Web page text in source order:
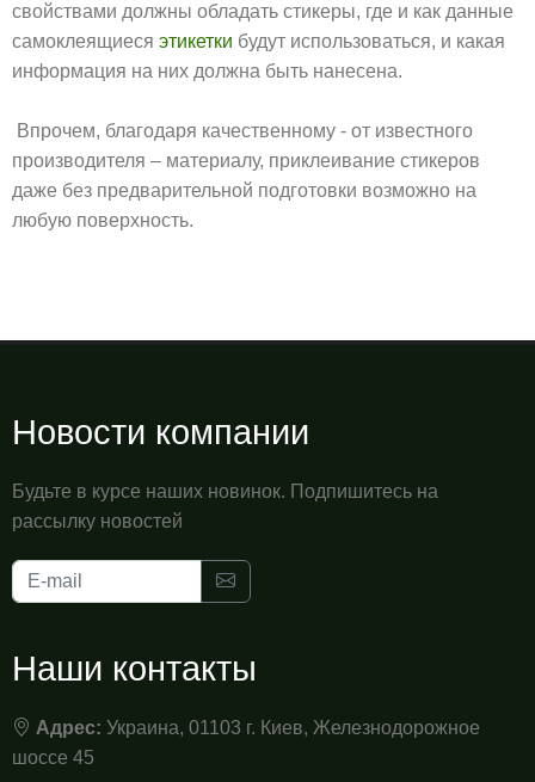
свойствами должны обладать стикеры, где и как данные
самоклеящиеся этикетки будут использоваться, и какая
информация на них должна быть нанесена.
Впрочем, благодаря качественному - от известного
производителя – материалу, приклеивание стикеров
даже без предварительной подготовки возможно на
любую поверхность.
Новости компании
Будьте в курсе наших новинок. Подпишитесь на
рассылку новостей
Наши контакты
Адрес: Украина, 01103 г. Киев, Железнодорожное
шоссе 45